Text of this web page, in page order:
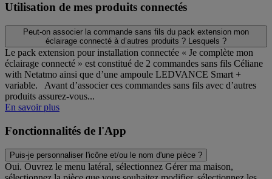
Utilisation de mes produits connectés
Peut-on associer la commande sans fils du pack extension mon
éclairage connecté à d’autres produits ? Lesquels ?
Le pack extension pour installation connectée « Je complète mon
éclairage connecté » est constitué de 2 commandes sans fils Céliane
with Netatmo ainsi que d’une ampoule LEDVANCE Smart +
variable. Avant d’associer ces commandes sans fils avec d’autres
produits assurez-vous...
En savoir plus
Fonctionnalités de l'App
Puis-je personnaliser l'icône et/ou le nom d'une pièce ?
Oui. Ouvrez le menu latéral, sélectionnez Gérer ma maison,